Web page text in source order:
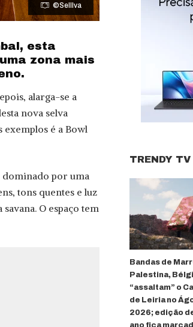
©Selllva
esta
zona mais
alarga-se a
nova selva
exemplos é a Bowl
dominado por uma
tons quentes e luz
O espaço tem
TRENDY
Bandas de
Palestina,
“assaltam” o
de Leiria no
2026; edição
ano fica